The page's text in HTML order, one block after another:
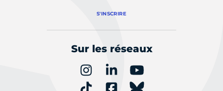
S'INSCRIRE
Sur les réseaux